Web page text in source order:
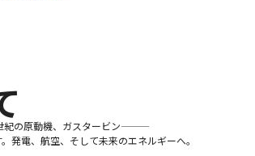
原動機、ガスタービン―――
発電、航空、そして未来のエネルギーへ。